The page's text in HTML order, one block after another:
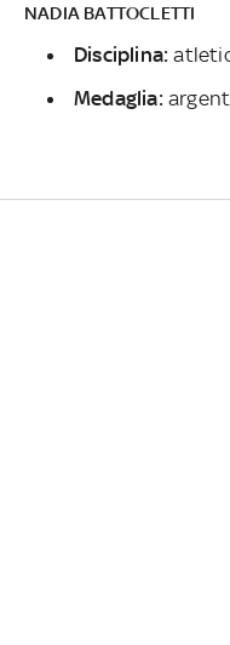
NADIA BATTOCLETTI
Disciplina:
Medaglia: